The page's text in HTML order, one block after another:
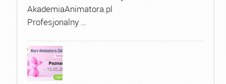
AkademiaAnimatora.pl
Profesjonalny …